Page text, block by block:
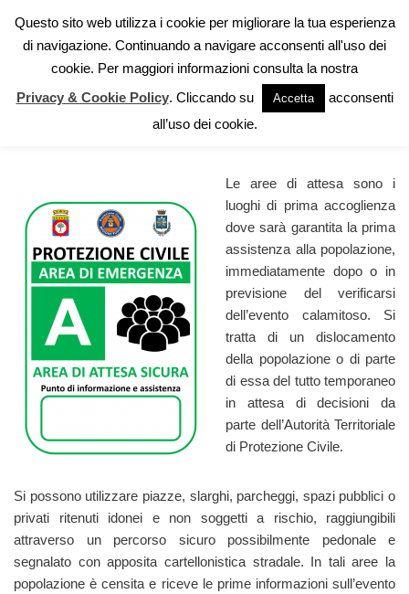
Vai
contenuto
Aree di attesa
Le aree di attesa sono i
luoghi di prima accoglienza
dove sarà garantita la prima
assistenza alla popolazione,
immediatamente dopo o in
previsione del verificarsi
dell’evento calamitoso. Si
tratta di un dislocamento
della popolazione o di parte
di essa del tutto temporaneo
in attesa di decisioni da
parte dell’Autorità Territoriale
di Protezione Civile.
Si possono utilizzare piazze, slarghi, parcheggi, spazi pubblici o
privati ritenuti idonei e non soggetti a rischio, raggiungibili
attraverso un percorso sicuro possibilmente pedonale e
segnalato con apposita cartellonistica stradale. In tali aree la
popolazione è censita e riceve le prime informazioni sull’evento
Questo sito web utilizza i cookie per migliorare la tua esperienza
di navigazione. Continuando a navigare acconsenti all'uso dei
cookie. Per maggiori informazioni consulta la nostra
Privacy & Cookie Policy. Cliccando su Accetta
acconsenti
all’uso dei cookie.